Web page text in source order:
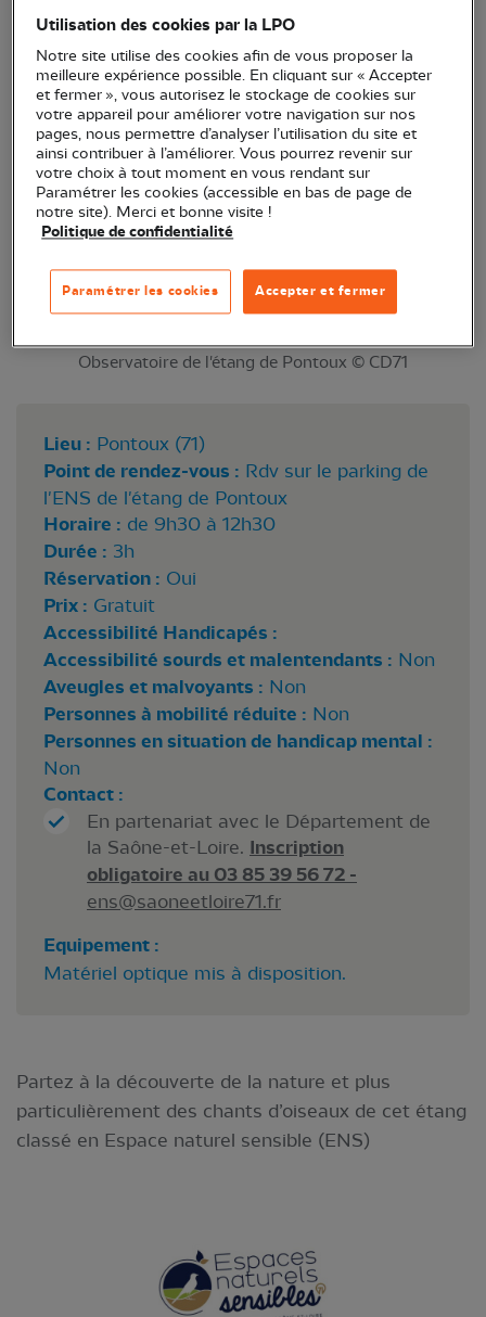
particulièrement des chants d’oiseaux de cet étang
classé en Espace naturel sensible (ENS).
Observatoire de l'étang de Pontoux © CD71
Lieu : Pontoux (71)
Point de rendez-vous : Rdv sur le parking de
l'ENS de l'étang de Pontoux
Horaire : de 9h30 à 12h30
Durée : 3h
Réservation : Oui
Prix : Gratuit
Accessibilité Handicapés :
Accessibilité sourds et malentendants : Non
Aveugles et malvoyants : Non
Personnes à mobilité réduite : Non
Personnes en situation de handicap mental :
Non
Contact :
En partenariat avec le Département de
la Saône-et-Loire. Inscription
obligatoire au 03 85 39 56 72 -
ens@saoneetloire71.fr
Equipement :
Matériel optique mis à disposition.
Partez à la découverte de la nature et plus
particulièrement des chants d’oiseaux de cet étang
classé en Espace naturel sensible (ENS)
Utilisation des cookies par la LPO
Notre site utilise des cookies afin de vous proposer la
meilleure expérience possible. En cliquant sur « Accepter
et fermer », vous autorisez le stockage de cookies sur
votre appareil pour améliorer votre navigation sur nos
pages, nous permettre d’analyser l’utilisation du site et
ainsi contribuer à l’améliorer. Vous pourrez revenir sur
votre choix à tout moment en vous rendant sur
Paramétrer les cookies (accessible en bas de page de
notre site). Merci et bonne visite !
Politique de confidentialité
Accepter et fermer
Paramétrer les cookies